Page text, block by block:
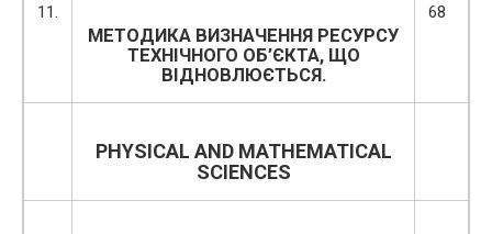
11.
МЕТОДИКА ВИЗНАЧЕННЯ РЕСУРСУ
ТЕХНІЧНОГО ОБ’ЄКТА, ЩО
ВІДНОВЛЮЄТЬСЯ.
68
PHYSICAL AND MATHEMATICAL
SCIENCES